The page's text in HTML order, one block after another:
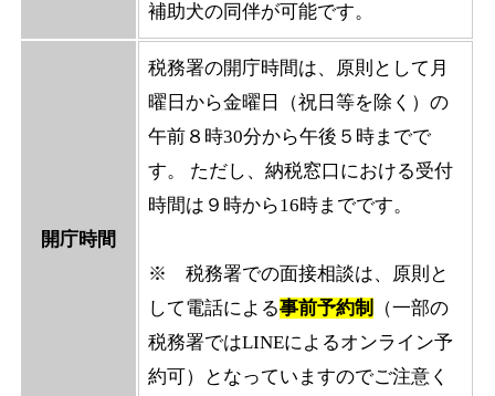
補助犬の同伴が可能です。
開庁時間
税務署の開庁時間は、原則として月
曜日から金曜日（祝日等を除く）の
午前８時30分から午後５時までで
す。 ただし、納税窓口における受付
時間は９時から16時までです。
※ 税務署での面接相談は、原則と
して電話による事前予約制
（一部の
税務署ではLINEによるオンライン予
約可）となっていますのでご注意く